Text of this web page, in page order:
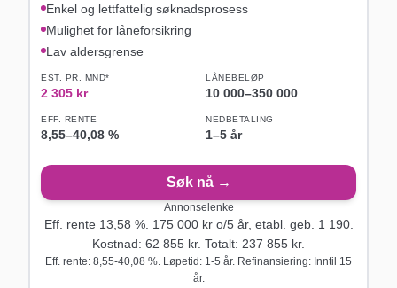
Enkel og lettfattelig søknadsprosess
Mulighet for låneforsikring
Lav aldersgrense
EST. PR. MND*
2 305 kr
LÅNEBELØP
10 000–350 000
EFF. RENTE
8,55–40,08 %
NEDBETALING
1–5 år
Søk nå →
Annonselenke
Eff. rente 13,58 %. 175 000kr o/5år, etabl. geb. 1 190.
Kostnad: 62 855 kr. Totalt: 237 855 kr.
Eff. rente: 8,55-40,08 %. Løpetid: 1-5 år. Refinansiering: Inntil 15
år.